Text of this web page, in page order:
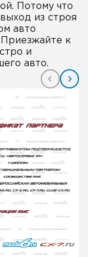
Потому что
из строя
авто
Приезжайте к
и
авто.